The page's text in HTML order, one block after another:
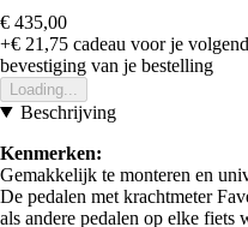
€ 435,00
+€ 21,75 cadeau voor je
bevestiging van je bestelling
Loading...
Beschrijving
Kenmerken:
Gemakkelijk te monteren en
De pedalen met krachtmeter
als andere pedalen op elke fiets